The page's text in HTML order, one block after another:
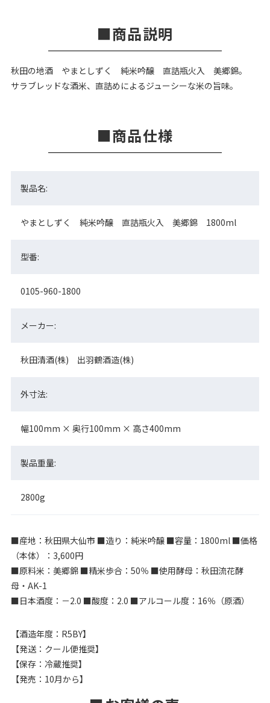
商品説明
秋田の地酒 やまとしずく 純米吟醸 直詰瓶火入 美郷錦。
サラブレッドな酒米、直詰めによるジューシーな米の旨味。
商品仕様
製品名:
やまとしずく 純米吟醸 直詰瓶火入 美郷錦 1800ml
型番:
0105-960-1800
メーカー:
秋田清酒(株) 出羽鶴酒造(株)
外寸法:
幅100mm × 奥行100mm × 高さ400mm
製品重量:
2800g
■産地：秋田県大仙市 ■造り：純米吟醸 ■容量：1800ml ■価格
（本体）：3,600円
■原料米：美郷錦 ■精米歩合：50％ ■使用酵母：秋田流花酵
母・AK-1
■日本酒度：－2.0 ■酸度：2.0 ■アルコール度：16％（原酒）
【酒造年度：R5BY】
【発送：クール便推奨】
【保存：冷蔵推奨】
【発売：10月から】